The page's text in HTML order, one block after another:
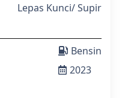
Lepas Kunci/Supir
Bensin
2023